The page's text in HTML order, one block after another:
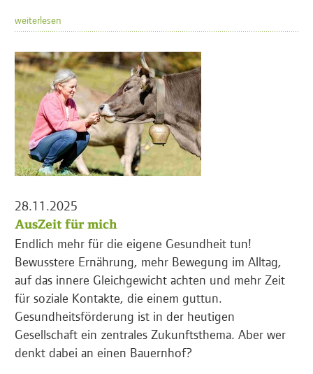
weiterlesen
28.11.2025
AusZeit für mich
Endlich mehr für die eigene Gesundheit tun!
Bewusstere Ernährung, mehr Bewegung im Alltag,
auf das innere Gleichgewicht achten und mehr Zeit
für soziale Kontakte, die einem guttun.
Gesundheitsförderung ist in der heutigen
Gesellschaft ein zentrales Zukunftsthema. Aber wer
denkt dabei an einen Bauernhof?